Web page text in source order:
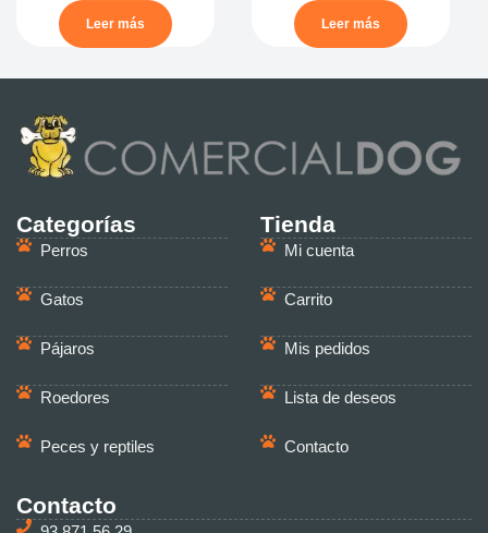
Leer más Leer más
Categorías
Perros
Gatos
Pájaros
Roedores
Peces y reptiles
Tienda
Mi cuenta
Carrito
Mis pedidos
Lista de deseos
Contacto
Contacto